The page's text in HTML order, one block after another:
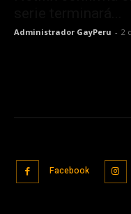
Administrador GayPeru - 2
Facebook